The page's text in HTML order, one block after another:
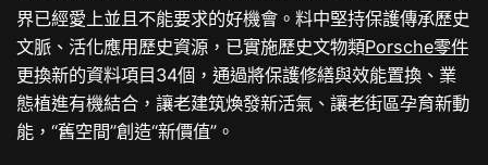
界已經愛上並且不能要求的好機會。料中堅持保護傳承歷史
文脈、活化應用歷史資源，已實施歷史文物類Porsche零件
更換新的資料項目34個，通過將保護修繕與效能置換、業
態植進有機結合，讓老建筑煥發新活氣、讓老街區孕育新動
能，“舊空間”創造“新價值”。